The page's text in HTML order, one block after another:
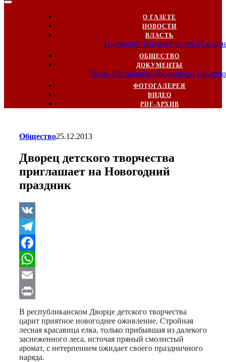
О ГАЗЕТЕ
НОВОСТИ
ВЛАСТЬ
Президент Правительство
ОБЩЕСТВО
ДОКУМЕНТЫ
Указы Президента Документы
ФОТОГАЛЕРЕЯ
ВИДЕО
PDF-АРХИВ
Общество25.12.2013
Дворец детского творчества
приглашает на Новогодний
праздник
VK
Telegram
Facebook
WhatsApp
Email
Print
В республиканском Дворце детского творчества
царит приятное новогоднее оживление. Стройная
лесная красавица елка, только прибывшая из далекого
заснеженного леса, источая пряный смолистый
аромат, с нетерпением ожидает своего праздничного
наряда.